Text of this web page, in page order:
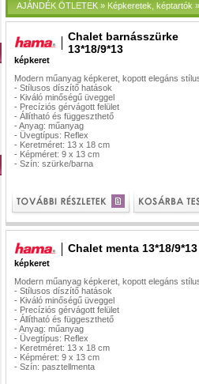
AJÁNDÉK ÖTLETEK » Képkeretek, képtartók
Chalet barnásszürke
13*18/9*13
képkeret
Modern műanyag képkeret, kopott elegáns
- Stílusos díszítő hatások
- Kiváló minőségű üveggel
- Precíziós gérvágott felület
- Állítható és függeszthető
- Anyag: műanyag
- Üvegtípus: Reflex
- Keretméret: 13 x 18 cm
- Képméret: 9 x 13 cm
- Szín: szürke/barna
Chalet menta 13*18/9*13
képkeret
Modern műanyag képkeret, kopott elegáns
- Stílusos díszítő hatások
- Kiváló minőségű üveggel
- Precíziós gérvágott felület
- Állítható és függeszthető
- Anyag: műanyag
- Üvegtípus: Reflex
- Keretméret: 13 x 18 cm
- Képméret: 9 x 13 cm
- Szín: pasztellmenta